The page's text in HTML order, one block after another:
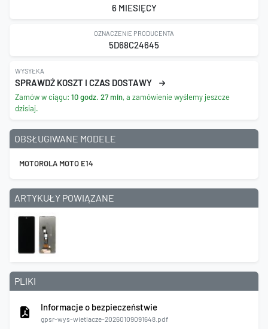
6 MIESIĘCY
OZNACZENIE PRODUCENTA
5D68C24645
WYSYŁKA
SPRAWDŹ KOSZT I CZAS DOSTAWY
Zamów w ciągu: 10 godz. 27 min, a zamówienie wyślemy jeszcze
dzisiaj.
OBSŁUGIWANE MODELE
MOTOROLA MOTO E14
ARTYKUŁY POWIĄZANE
PLIKI
Informacje o bezpieczeństwie
gpsr-wys-wietlacze-20260109091648.pdf